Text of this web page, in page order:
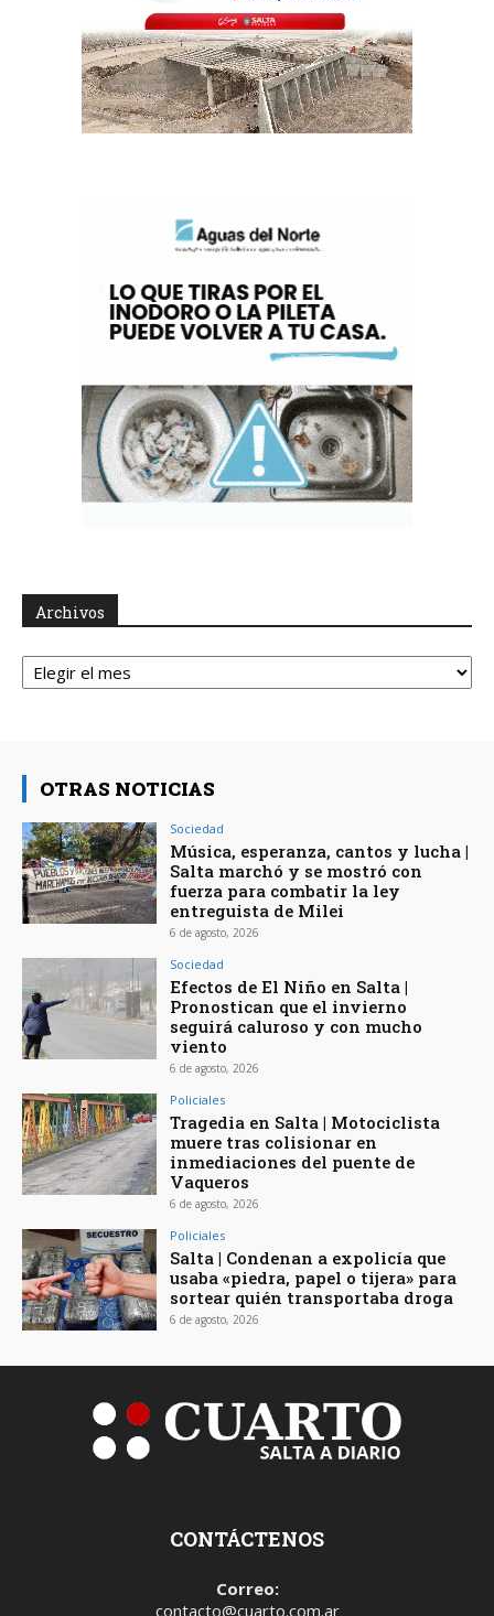
Archivos
Archivos
OTRAS NOTICIAS
Sociedad
Música, esperanza, cantos y lucha |
Salta marchó y se mostró con
fuerza para combatir la ley
entreguista de Milei
6 de agosto, 2026
Sociedad
Efectos de El Niño en Salta |
Pronostican que el invierno
seguirá caluroso y con mucho
viento
6 de agosto, 2026
Policiales
Tragedia en Salta | Motociclista
muere tras colisionar en
inmediaciones del puente de
Vaqueros
6 de agosto, 2026
Policiales
Salta | Condenan a expolicía que
usaba «piedra, papel o tijera» para
sortear quién transportaba droga
6 de agosto, 2026
CONTÁCTENOS
Correo:
contacto@cuarto.com.ar